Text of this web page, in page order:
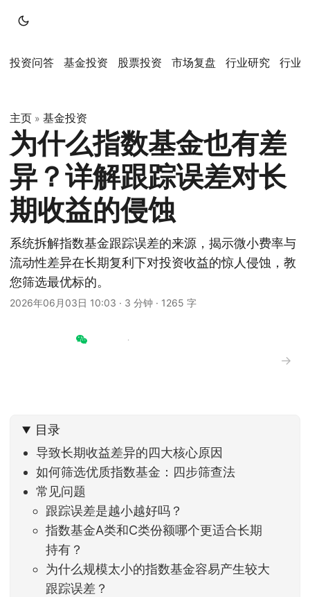
投资问答 基金投资 股票投资 市场复盘 行业研究 行业
主页 » 基金投资
为什么指数基金也有差
异？详解跟踪误差对长
期收益的侵蚀
系统拆解指数基金跟踪误差的来源，揭示微小费率与
流动性差异在长期复利下对投资收益的惊人侵蚀，教
您筛选最优标的。
2026年06月03日 10:03 · 3 分钟 · 1265 字
→
目录
导致长期收益差异的四大核心原因
如何筛选优质指数基金：四步筛查法
常见问题
跟踪误差是越小越好吗？
指数基金A类和C类份额哪个更适合长期
持有？
为什么规模太小的指数基金容易产生较大
跟踪误差？